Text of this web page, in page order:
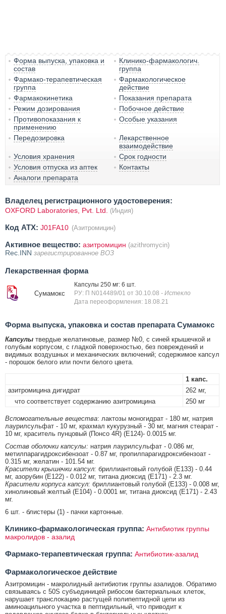
Форма выпуска, упаковка и
состав
Клинико-фармакологич.
группа
Фармако-терапевтическая
группа
Фармакологическое
действие
Фармакокинетика
Показания препарата
Режим дозирования
Побочное действие
Противопоказания к
применению
Особые указания
Передозировка
Лекарственное
взаимодействие
Условия хранения
Срок годности
Условия отпуска из аптек
Контакты
Аналоги препарата
Владелец регистрационного удостоверения:
OXFORD Laboratories, Pvt. Ltd. (Индия)
Код ATX: J01FA10 (Азитромицин)
Активное вещество: азитромицин (azithromycin)
Rec.INN зарегистрированное ВОЗ
Лекарственная форма
Сумамокс
Капсулы 250 мг: 6 шт.
РУ: П N014489/01 от 30.10.08 - Истекло
Дата переоформления: 18.08.21
Форма выпуска, упаковка и состав препарата Сумамокс
Капсулы твердые желатиновые, размер №0, с синей крышечкой и
голубым корпусом, с гладкой поверхностью, без повреждений и
видимых воздушных и механических включений; содержимое капсул
- порошок белого или почти белого цвета.
1 капс.
азитромицина дигидрат
262 мг,
что соответствует содержанию азитромицина
250 мг
Вспомогательные вещества: лактозы моногидрат - 180 мг, натрия
лаурилсульфат - 10 мг, крахмал кукурузный - 30 мг, магния стеарат -
10 мг, краситель пунцовый (Понсо 4R) (Е124)- 0.0015 мг.
Состав оболочки капсулы: натрия лаурилсульфат - 0.086 мг,
метилпарагидроксибензоат - 0.87 мг, пропилпарагидроксибензоат -
0.315 мг, желатин - 101.54 мг.
Красители крышечки капсул: бриллиантовый голубой (Е133) - 0.44
мг, азорубин (Е122) - 0.012 мг, титана диоксид (Е171) - 2.3 мг.
Красители корпуса капсул: бриллиантовый голубой (Е133) - 0.008 мг,
хинолиновый желтый (Е104) - 0.0001 мг, титана диоксид (Е171) - 2.43
мг.
6 шт. - блистеры (1) - пачки картонные.
Клинико-фармакологическая группа: Антибиотик группы
макролидов - азалид
Фармако-терапевтическая группа: Антибиотик-азалид
Фармакологическое действие
Азитромицин - макролидный антибиотик группы азалидов. Обратимо
связываясь с 50S субъединицей рибосом бактериальных клеток,
нарушает транслокацию растущей полипептидной цепи из
аминоацильного участка в пептидильный, что приводит к